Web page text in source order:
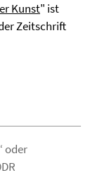
Kunst" ist
Zeitschrift
oder